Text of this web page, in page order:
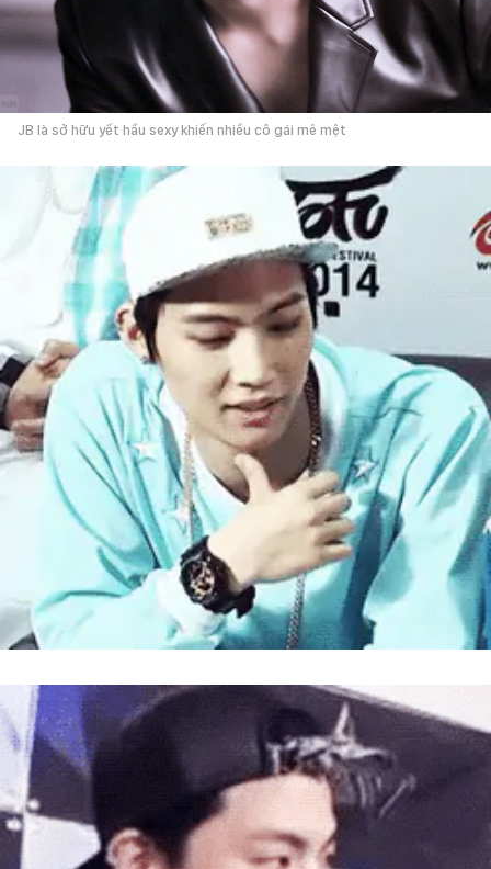
JB là sở hữu yết hầu sexy khiến nhiều cô gái mê mệt